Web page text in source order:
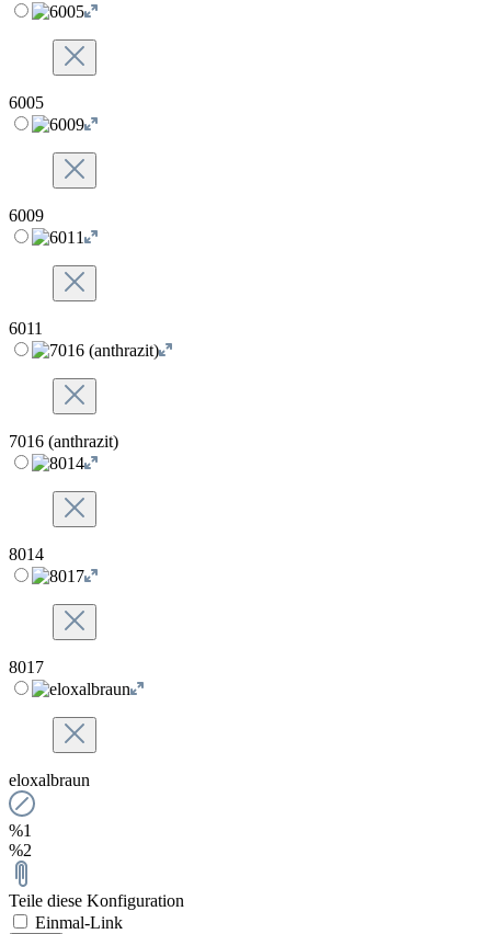
6005
6009
6011
7016 (anthrazit)
8014
8017
eloxalbraun
%1
%2
Teile diese Konfiguration
Einmal-Link